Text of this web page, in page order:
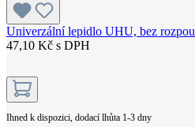
Univerzální lepidlo UHU, bez
47,10 Kč s DPH
Ihned k dispozici, dodací lhůta 1-3 dny